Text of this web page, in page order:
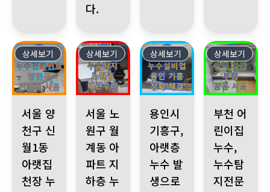
다.
423
상세보기
서울 양
천구 신
월1동
아랫집
천장 누
422
상세보기
서울 노
원구 월
계동 아
파트 지
하층 누
421
상세보기
용인시
기흥구,
아랫층
누수 발
생으로
420
상세보기
부천 어
린이집
누수,
누수탐
지전문